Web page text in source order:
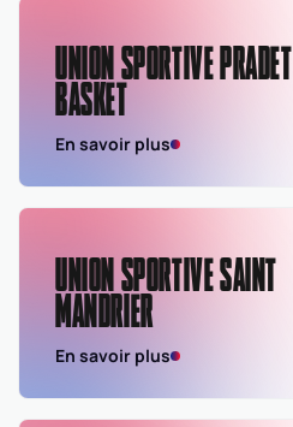
UNION SPORTIVE PRADET
BASKET
En savoir plus
UNION SPORTIVE SAINT
MANDRIER
En savoir plus